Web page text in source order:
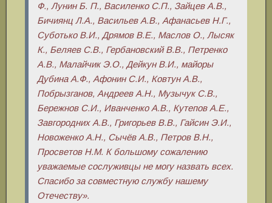
Ф., Лунин Б. П., Василенко С.П., Зайцев А.В.,
Бичиянц Л.А., Васильев А.В., Афанасьев Н.Г.,
Суботько В.И., Дрямов В.Е., Маслов О., Лысяк
К., Беляев С.В., Гербановский В.В., Петренко
А.В., Малайчик Э.О., Дейкун В.И., майоры
Дубина А.Ф., Афонин С.И., Ковтун А.В.,
Побрызганов, Андреев А.Н., Музычук С.В.,
Бережнов С.И., Иванченко А.В., Кутепов А.Е.,
Завгородних А.В., Григорьев В.В., Гайсин Э.И.,
Новоженко А.Н., Сычёв А.В., Петров В.Н.,
Просветов Н.М. К большому сожалению
уважаемые сослуживцы не могу назвать всех.
Спасибо за совместную службу нашему
Отечеству».